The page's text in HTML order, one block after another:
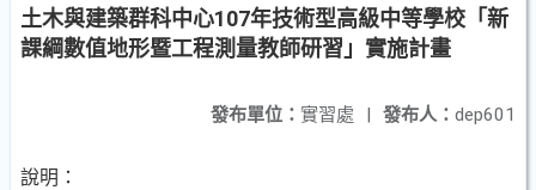
土木與建築群科中心107年技術型高級中等學校「新
課綱數值地形暨工程測量教師研習」實施計畫
發布人： dep601
發布單位： 實習處 |
說明：